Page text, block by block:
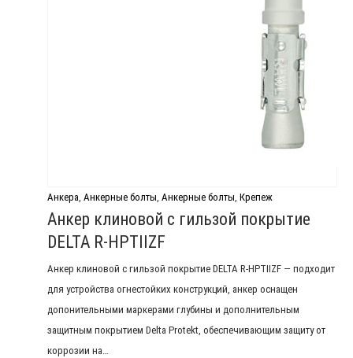
Анкера, Анкерные болты, Анкерные болты, Крепеж
Анкер клиновой с гильзой покрытие
DELTA R-HPTIIZF
Анкер клиновой с гильзой покрытие DELTA R-HPTIIZF — подходит
для устройства огнестойких конструкций, анкер оснащен
допонительными маркерами глубины и дополнительным
защитным покрытием Delta Protekt, обеспечивающим защиту от
коррозии на…